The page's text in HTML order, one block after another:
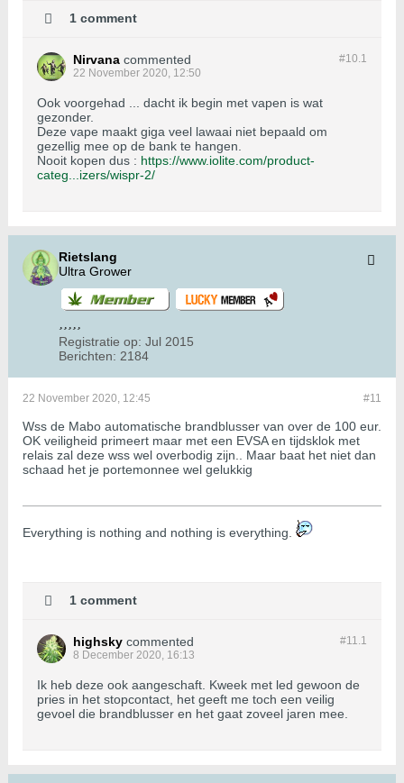
1 comment
#10.1
Nirvana commented
22 November 2020, 12:50
Ook voorgehad ... dacht ik begin met vapen is wat
gezonder.
Deze vape maakt giga veel lawaai niet bepaald om
gezellig mee op de bank te hangen.
Nooit kopen dus : https://www.iolite.com/product-
categ...izers/wispr-2/
Rietslang
Ultra Grower
Registratie op: Jul 2015
Berichten: 2184
#11
22 November 2020, 12:45
Wss de Mabo automatische brandblusser van over de 100 eur.
OK veiligheid primeert maar met een EVSA en tijdsklok met
relais zal deze wss wel overbodig zijn.. Maar baat het niet dan
schaad het je portemonnee wel gelukkig
​​​​​​Everything is nothing and nothing is everything.
1 comment
#11.1
highsky commented
8 December 2020, 16:13
Ik heb deze ook aangeschaft. Kweek met led gewoon de
pries in het stopcontact, het geeft me toch een veilig
gevoel die brandblusser en het gaat zoveel jaren mee.